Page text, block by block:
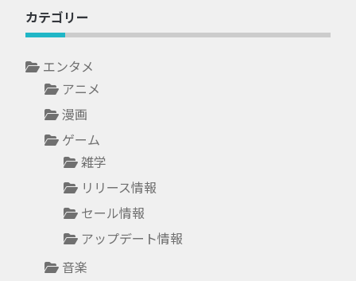
カテゴリー
エンタメ
アニメ
漫画
ゲーム
雑学
リリース情報
セール情報
アップデート情報
音楽